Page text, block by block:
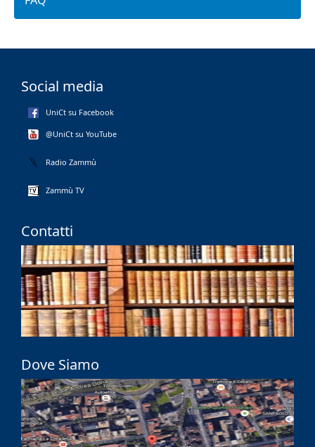
Social media
UniCt su Facebook
@UniCt su YouTube
Radio Zammù
Zammù TV
Contatti
Dove Siamo